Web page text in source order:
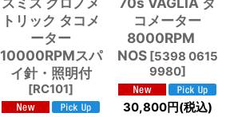
トリック タコメ
ーター
10000RPMスパ
イ針・照明付
[RC101]
コメーター
8000RPM
NOS [5398 0615
9980]
30,800円(税込)